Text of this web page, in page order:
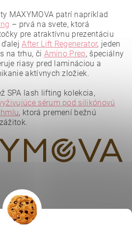
spodmienkami ochrany
MAXYMOVA patrí napríklad
– prvá na svete, ktorá
pre atraktívnu prezentáciu
ďalejAfter Lift Regenerator, jeden
na trhu, či Amino Prep, špeciálny
riasy pred lamináciou a
aktívnych zložiek.
SPA lash lifting kolekcia,
sérum pod silikónovú
, ktorá premení bežnú